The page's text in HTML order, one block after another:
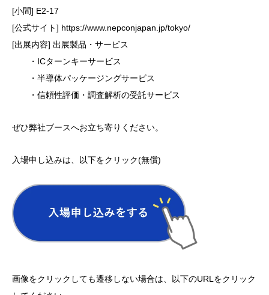
[小間] E2-17
[公式サイト] https://www.nepconjapan.jp/tokyo/
[出展内容] 出展製品・サービス
・ICターンキーサービス
・半導体パッケージングサービス
・信頼性評価・調査解析の受託サービス
ぜひ弊社ブースへお立ち寄りください。
入場申し込みは、以下をクリック(無償)
画像をクリックしても遷移しない場合は、以下のURLをクリック